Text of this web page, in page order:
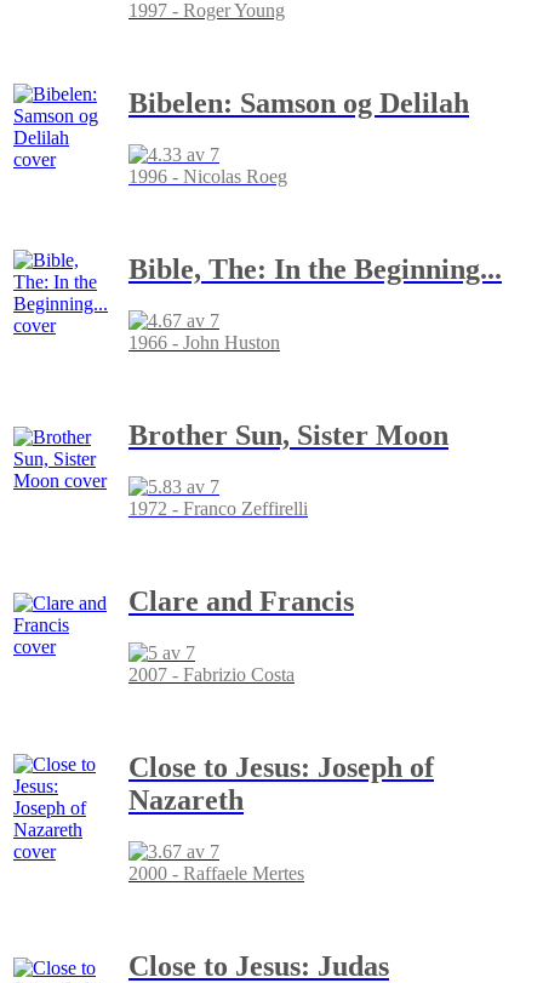
1997 - Roger Young
Bibelen: Samson og Delilah
1996 - Nicolas Roeg
Bible, The: In the Beginning...
1966 - John Huston
Brother Sun, Sister Moon
1972 - Franco Zeffirelli
Clare and Francis
2007 - Fabrizio Costa
Close to Jesus: Joseph of
Nazareth
2000 - Raffaele Mertes
Close to Jesus: Judas